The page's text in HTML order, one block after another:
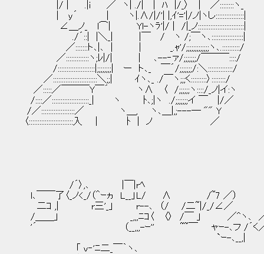
|/ | .|i ／ ヽ| ./| | ﾊ |/_〉 | ／::::::::ヽ_
| y´ | ヽ|.∧/|/'| |,ｲ'='|/ノ|ヽし::::::::::::::::| あん
∠＿ノ_ l⌒| Yl-ヽﾗ'|/ | /|_ノ::::::::::::::::::::::::::|
./´::| |＼_| |￣ / ヽ /;￣ヽ､::::::::::::::::::|
／:::::::ト､|､ | | _.ｬ'/;;;;;;;;;;;;;ヽ､.::::::::::/
／:::::::::::::ヽ;ﾚ|/| | ､--‐ァ/;;;;;;;/￣￣￣::::/
/:::::::::::::::::::::|;;;;;;;;| ー ト､_ ￣´/;;;;;;;/:＼::::::::::::::/
／:::::::::::::::::::::::::＼;;| ｲヽ､_ ./￣ヽ;;;く:::::::::〉::::::::/
／:::::／￣￣￣Y￣´ ヽ∧ 〈 /;;;;;;ヽ::::/_ノ|イ:ヽ
/::::／:::::::::::::::::::::_| ヽ ﾄ､;|ヽ ./;;;;;;;イ ￣ |/／
/／:::::::::::::::::::／ ヽ＿, ヽ､＿|,;---― "" Y
〈:::::::::::::::::::::::::入 | ﾄ | ノ ／
/´〉,､ |￣|rﾍ
l､￣￣了〈_ノ<_/（＾ｰヵ L__」L/ ∧ /~7 ／）
二ｺ ,| r三'_」 r--､ （/ /二~|/_/∠／
/＿＿」 _,,,ﾆｺ〈 〈〉 /￣ 」 ／^ヽ､ ／
'´ （__,,,-ｰ'' ~~￣ ャｰ-､フ /´く／
`ｰ-､__,|
「 v‐'ﾆ二_￣｀ヽ､